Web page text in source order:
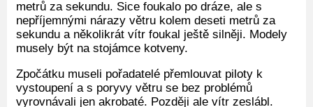
metrů za sekundu. Sice foukalo po dráze, ale s
nepříjemnými nárazy větru kolem deseti metrů za
sekundu a několikrát vítr foukal ještě silněji. Modely
musely být na stojámce kotveny.
Zpočátku museli pořadatelé přemlouvat piloty k
vystoupení a s poryvy větru se bez problémů
vyrovnávali jen akrobaté. Později ale vítr zeslábl.